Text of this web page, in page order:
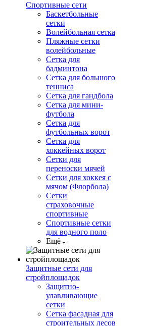
Спортивные сети
Баскетбольные
сетки
Волейбольная сетка
Пляжные сетки
волейбольные
Сетка для
бадминтона
Сетка для большого
тенниса
Сетка для гандбола
Сетка для мини-
футбола
Сетка для
футбольных ворот
Сетка для
хоккейных ворот
Сетки для
переноски мячей
Сетки для хоккея с
мячом (Флорбола)
Сетки
страховочные
спортивные
Спортивные сетки
для водного поло
Ещё
Защитные сети для
стройплощадок
Защитно-
улавливающие
сетки
Сетка фасадная для
строительных лесов